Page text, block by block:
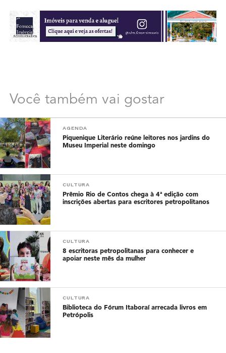
Você também vai gostar
AGENDA
Piquenique Literário reúne leitores nos jardins do
Museu Imperial neste domingo
CULTURA
Prêmio Rio de Contos chega à 4ª edição com
inscrições abertas para escritores petropolitanos
CULTURA
8 escritoras petropolitanas para conhecer e
apoiar neste mês da mulher
CULTURA
Biblioteca do Fórum Itaboraí arrecada livros em
Petrópolis